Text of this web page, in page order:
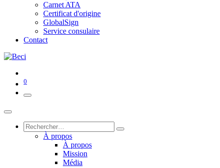
Carnet ATA
Certificat d'origine
GlobalSign
Service consulaire
Contact
0
À propos
À propos
Mission
Média